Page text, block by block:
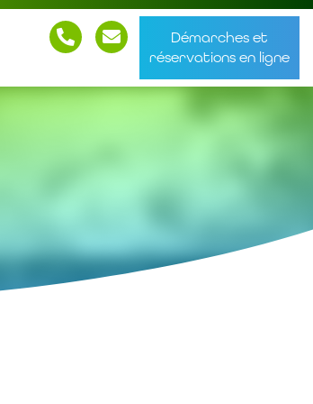
Démarches et
réservations en ligne